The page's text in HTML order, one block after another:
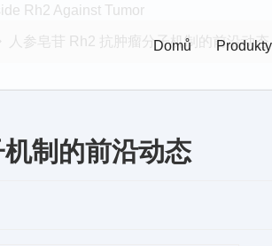
Domů
人参皂苷 Rh2 抗肿瘤分子机制的前沿动态
制的前沿动态